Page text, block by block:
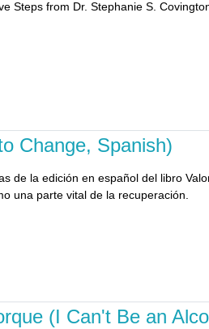
Steps from Dr. Stephanie S.
Change, Spanish)
de la edición en español del libro
una parte vital de la recuperación.
(I Can't Be an